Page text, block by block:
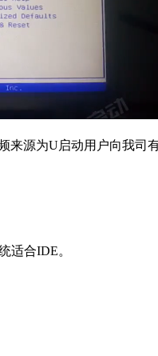
来源为U启动用户向我司
适合IDE。